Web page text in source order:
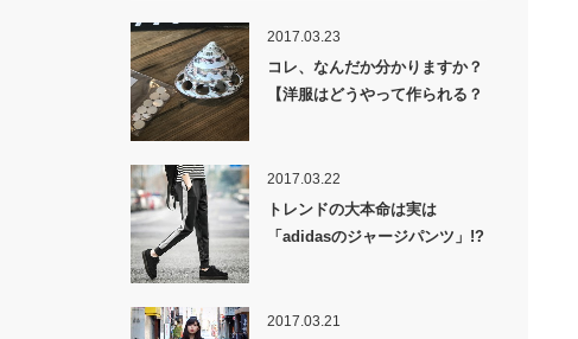
2017.03.23
コレ、なんだか分かりますか？
【洋服はどうやって作られる？
2017.03.22
トレンドの大本命は実は
「adidasのジャージパンツ」!?
2017.03.21